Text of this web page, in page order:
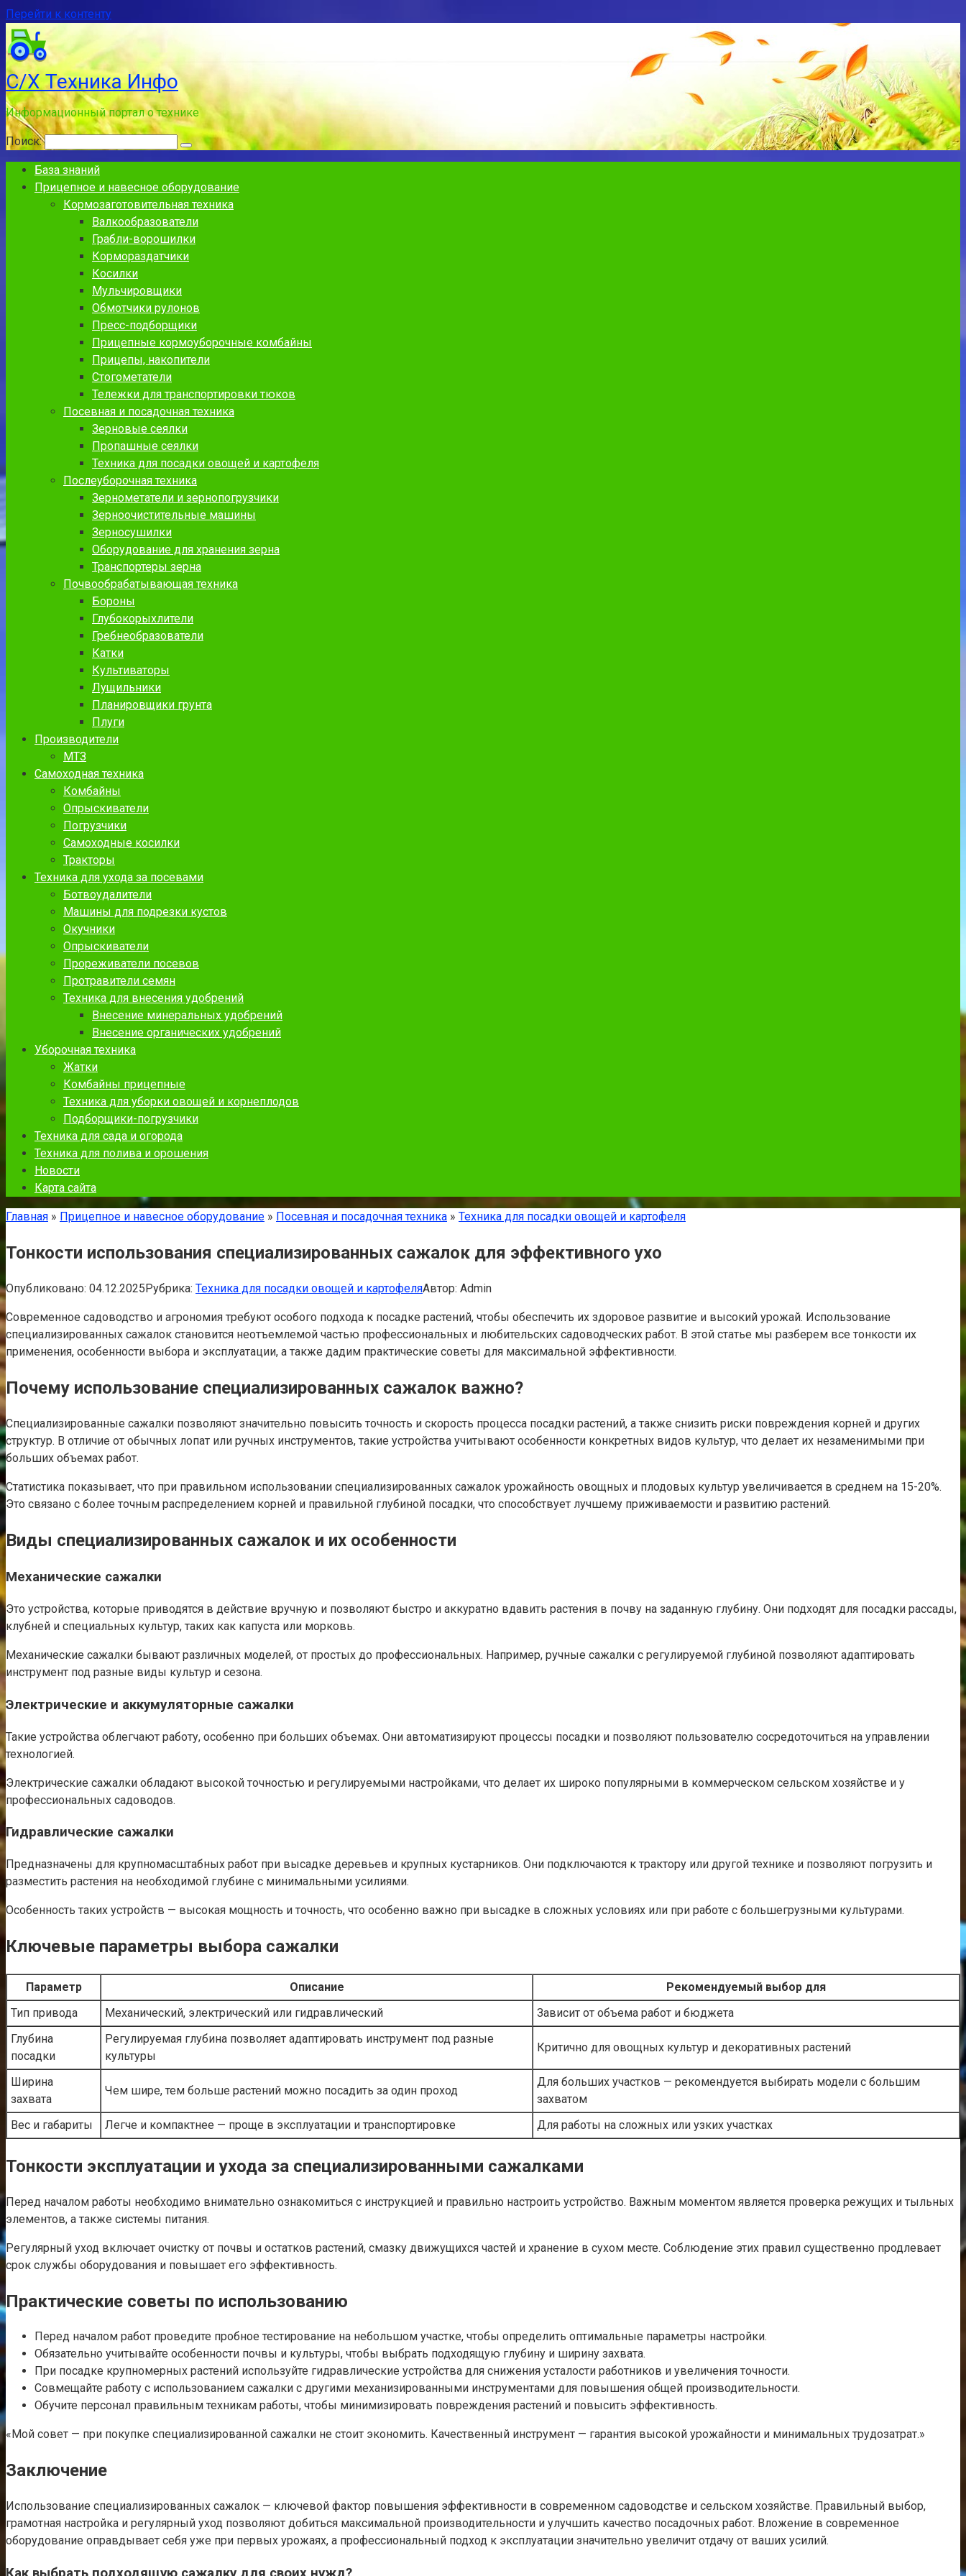
Перейти к контенту
С/Х Техника Инфо
Информационный портал о технике
Поиск:
База знаний
Прицепное и навесное оборудование
Кормозаготовительная техника
Валкообразователи
Грабли-ворошилки
Кормораздатчики
Косилки
Мульчировщики
Обмотчики рулонов
Пресс-подборщики
Прицепные кормоуборочные комбайны
Прицепы, накопители
Стогометатели
Тележки для транспортировки тюков
Посевная и посадочная техника
Зерновые сеялки
Пропашные сеялки
Техника для посадки овощей и картофеля
Послеуборочная техника
Зернометатели и зернопогрузчики
Зерноочистительные машины
Зерносушилки
Оборудование для хранения зерна
Транспортеры зерна
Почвообрабатывающая техника
Бороны
Глубокорыхлители
Гребнеобразователи
Катки
Культиваторы
Лущильники
Планировщики грунта
Плуги
Производители
МТЗ
Самоходная техника
Комбайны
Опрыскиватели
Погрузчики
Самоходные косилки
Тракторы
Техника для ухода за посевами
Ботвоудалители
Машины для подрезки кустов
Окучники
Опрыскиватели
Прореживатели посевов
Протравители семян
Техника для внесения удобрений
Внесение минеральных удобрений
Внесение органических удобрений
Уборочная техника
Жатки
Комбайны прицепные
Техника для уборки овощей и корнеплодов
Подборщики-погрузчики
Техника для сада и огорода
Техника для полива и орошения
Новости
Карта сайта
Главная » Прицепное и навесное оборудование » Посевная и посадочная техника » Техника для посадки овощей и картофеля
Тонкости использования специализированных сажалок для эффективного ухо
Опубликовано: 04.12.2025Рубрика: Техника для посадки овощей и картофеляАвтор: Admin
Современное садоводство и агрономия требуют особого подхода к посадке растений, чтобы обеспечить их здоровое развитие и высокий урожай. Использование
специализированных сажалок становится неотъемлемой частью профессиональных и любительских садоводческих работ. В этой статье мы разберем все тонкости их
применения, особенности выбора и эксплуатации, а также дадим практические советы для максимальной эффективности.
Почему использование специализированных сажалок важно?
Специализированные сажалки позволяют значительно повысить точность и скорость процесса посадки растений, а также снизить риски повреждения корней и других
структур. В отличие от обычных лопат или ручных инструментов, такие устройства учитывают особенности конкретных видов культур, что делает их незаменимыми при
больших объемах работ.
Статистика показывает, что при правильном использовании специализированных сажалок урожайность овощных и плодовых культур увеличивается в среднем на 15-20%.
Это связано с более точным распределением корней и правильной глубиной посадки, что способствует лучшему приживаемости и развитию растений.
Виды специализированных сажалок и их особенности
Механические сажалки
Это устройства, которые приводятся в действие вручную и позволяют быстро и аккуратно вдавить растения в почву на заданную глубину. Они подходят для посадки рассады,
клубней и специальных культур, таких как капуста или морковь.
Механические сажалки бывают различных моделей, от простых до профессиональных. Например, ручные сажалки с регулируемой глубиной позволяют адаптировать
инструмент под разные виды культур и сезона.
Электрические и аккумуляторные сажалки
Такие устройства облегчают работу, особенно при больших объемах. Они автоматизируют процессы посадки и позволяют пользователю сосредоточиться на управлении
технологией.
Электрические сажалки обладают высокой точностью и регулируемыми настройками, что делает их широко популярными в коммерческом сельском хозяйстве и у
профессиональных садоводов.
Гидравлические сажалки
Предназначены для крупномасштабных работ при высадке деревьев и крупных кустарников. Они подключаются к трактору или другой технике и позволяют погрузить и
разместить растения на необходимой глубине с минимальными усилиями.
Особенность таких устройств — высокая мощность и точность, что особенно важно при высадке в сложных условиях или при работе с большегрузными культурами.
Ключевые параметры выбора сажалки
Параметр Описание
Рекомендуемый выбор для
Тип привода
Механический, электрический или гидравлический
Зависит от объема работ и бюджета
Глубина
посадки
Регулируемая глубина позволяет адаптировать инструмент под разные
культуры
Критично для овощных культур и декоративных растений
Ширина
захвата
Чем шире, тем больше растений можно посадить за один проход
Для больших участков — рекомендуется выбирать модели с большим
захватом
Вес и габариты
Легче и компактнее — проще в эксплуатации и транспортировке Для работы на сложных или узких участках
Тонкости эксплуатации и ухода за специализированными сажалками
Перед началом работы необходимо внимательно ознакомиться с инструкцией и правильно настроить устройство. Важным моментом является проверка режущих и тыльных
элементов, а также системы питания.
Регулярный уход включает очистку от почвы и остатков растений, смазку движущихся частей и хранение в сухом месте. Соблюдение этих правил существенно продлевает
срок службы оборудования и повышает его эффективность.
Практические советы по использованию
Перед началом работ проведите пробное тестирование на небольшом участке, чтобы определить оптимальные параметры настройки.
Обязательно учитывайте особенности почвы и культуры, чтобы выбрать подходящую глубину и ширину захвата.
При посадке крупномерных растений используйте гидравлические устройства для снижения усталости работников и увеличения точности.
Совмещайте работу с использованием сажалки с другими механизированными инструментами для повышения общей производительности.
Обучите персонал правильным техникам работы, чтобы минимизировать повреждения растений и повысить эффективность.
«Мой совет — при покупке специализированной сажалки не стоит экономить. Качественный инструмент — гарантия высокой урожайности и минимальных трудозатрат.»
Заключение
Использование специализированных сажалок — ключевой фактор повышения эффективности в современном садоводстве и сельском хозяйстве. Правильный выбор,
грамотная настройка и регулярный уход позволяют добиться максимальной производительности и улучшить качество посадочных работ. Вложение в современное
оборудование оправдывает себя уже при первых урожаях, а профессиональный подход к эксплуатации значительно увеличит отдачу от ваших усилий.